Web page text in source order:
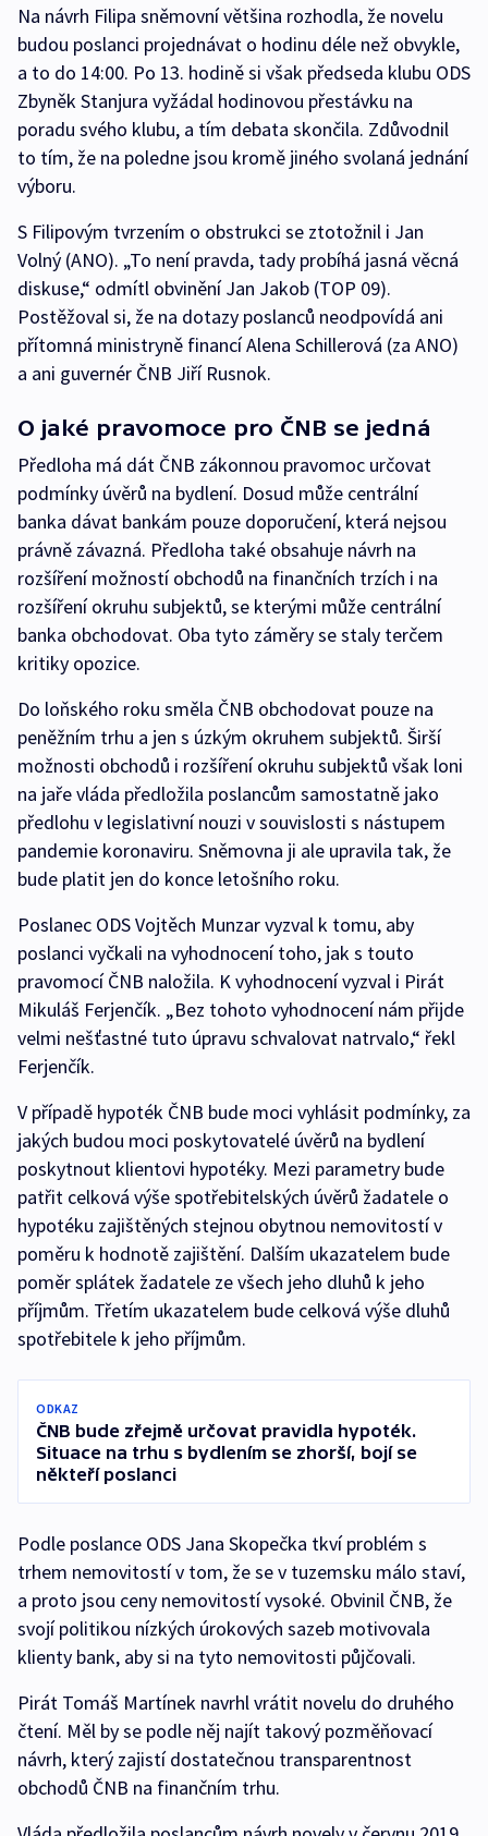
Na návrh Filipa sněmovní většina rozhodla, že novelu
budou poslanci projednávat o hodinu déle než obvykle,
a to do 14:00. Po 13. hodině si však předseda klubu ODS
Zbyněk Stanjura vyžádal hodinovou přestávku na
poradu svého klubu, a tím debata skončila. Zdůvodnil
to tím, že na poledne jsou kromě jiného svolaná jednání
výboru.
S Filipovým tvrzením o obstrukci se ztotožnil i Jan
Volný (ANO). „To není pravda, tady probíhá jasná věcná
diskuse,“ odmítl obvinění Jan Jakob (TOP 09).
Postěžoval si, že na dotazy poslanců neodpovídá ani
přítomná ministryně financí Alena Schillerová (za ANO)
a ani guvernér ČNB Jiří Rusnok.
O jaké pravomoce pro ČNB se jedná
Předloha má dát ČNB zákonnou pravomoc určovat
podmínky úvěrů na bydlení. Dosud může centrální
banka dávat bankám pouze doporučení, která nejsou
právně závazná. Předloha také obsahuje návrh na
rozšíření možností obchodů na finančních trzích i na
rozšíření okruhu subjektů, se kterými může centrální
banka obchodovat. Oba tyto záměry se staly terčem
kritiky opozice.
Do loňského roku směla ČNB obchodovat pouze na
peněžním trhu a jen s úzkým okruhem subjektů. Širší
možnosti obchodů i rozšíření okruhu subjektů však loni
na jaře vláda předložila poslancům samostatně jako
předlohu v legislativní nouzi v souvislosti s nástupem
pandemie koronaviru. Sněmovna ji ale upravila tak, že
bude platit jen do konce letošního roku.
Poslanec ODS Vojtěch Munzar vyzval k tomu, aby
poslanci vyčkali na vyhodnocení toho, jak s touto
pravomocí ČNB naložila. K vyhodnocení vyzval i Pirát
Mikuláš Ferjenčík. „Bez tohoto vyhodnocení nám přijde
velmi nešťastné tuto úpravu schvalovat natrvalo,“ řekl
Ferjenčík.
V případě hypoték ČNB bude moci vyhlásit podmínky, za
jakých budou moci poskytovatelé úvěrů na bydlení
poskytnout klientovi hypotéky. Mezi parametry bude
patřit celková výše spotřebitelských úvěrů žadatele o
hypotéku zajištěných stejnou obytnou nemovitostí v
poměru k hodnotě zajištění. Dalším ukazatelem bude
poměr splátek žadatele ze všech jeho dluhů k jeho
příjmům. Třetím ukazatelem bude celková výše dluhů
spotřebitele k jeho příjmům.
ODKAZ
ČNB bude zřejmě určovat pravidla hypoték.
Situace na trhu s bydlením se zhorší, bojí se
někteří poslanci
Podle poslance ODS Jana Skopečka tkví problém s
trhem nemovitostí v tom, že se v tuzemsku málo staví,
a proto jsou ceny nemovitostí vysoké. Obvinil ČNB, že
svojí politikou nízkých úrokových sazeb motivovala
klienty bank, aby si na tyto nemovitosti půjčovali.
Pirát Tomáš Martínek navrhl vrátit novelu do druhého
čtení. Měl by se podle něj najít takový pozměňovací
návrh, který zajistí dostatečnou transparentnost
obchodů ČNB na finančním trhu.